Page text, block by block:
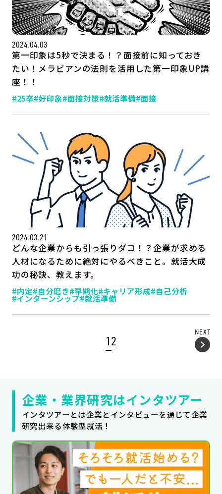
2024.04.03
第一印象は5秒で決まる！？面接前に知っておき
たい！メラビアンの法則を活用した第一印象UP講
座！！
#25卒#好印象#面接対策#就活準備#面接
2024.03.21
どんな企業からも引っ張りダコ！？企業が求める
人材になるために絶対にやるべきこと。就活大成
功の秘訣、教えます。
#内定#自分磨き#早期化#キャリア形成#自己分析
#インターンシップ#就活準備
12
NEXT
企業・業界研究はインタツアー
インタツアーとは企業とインタビューを通じて企業
研究出来る体験型就活！